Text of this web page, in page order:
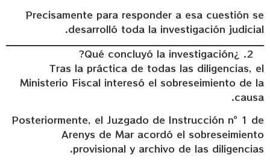
Precisamente para responder a esa cuestión se
desarrolló toda la investigación judicial.
¿Qué concluyó la investigación?
Tras la práctica de todas las diligencias, el
Ministerio Fiscal interesó el sobreseimiento de la
causa.
Posteriormente, el Juzgado de Instrucción nº 1 de
Arenys de Mar acordó el sobreseimiento
provisional y archivo de las diligencias.